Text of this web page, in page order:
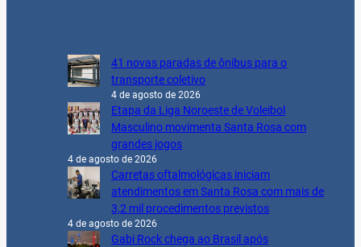
41 novas paradas de ônibus para o
transporte coletivo
4 de agosto de 2026
Etapa da Liga Noroeste de Voleibol
Masculino movimenta Santa Rosa com
grandes jogos
4 de agosto de 2026
Carretas oftalmológicas iniciam
atendimentos em Santa Rosa com mais de
3,2 mil procedimentos previstos
4 de agosto de 2026
Gabi Rock chega ao Brasil após